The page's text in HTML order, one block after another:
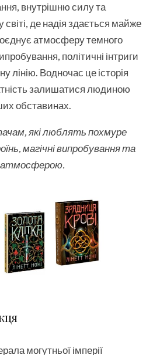
внутрішню силу та
де надія здається майже
атмосферу темного
політичні інтриги
лінію. Водночас це історія
залишатися людиною
обставинах.
які люблять похмуре
магічні випробування та
атмосферою.
могутньої імперії